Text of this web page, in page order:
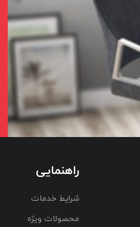
راهنمایی
شرایط خدمات
محصولات ویژه